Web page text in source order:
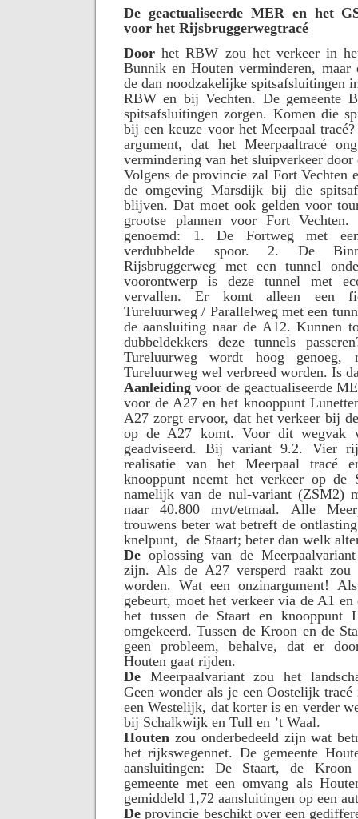
De geactualiseerde MER en het
voor het Rijsbruggerwegtracé
Door het RBW zou het verkeer in
Bunnik en Houten verminderen,
de dan noodzakelijke spitsafsluitingen
RBW en bij Vechten. De gemeente
spitsafsluitingen zorgen. Komen die
bij een keuze voor het Meerpaal
argument, dat het Meerpaaltracé
vermindering van het sluipverkeer
Volgens de provincie zal Fort Vechten
de omgeving Marsdijk bij die
blijven. Dat moet ook gelden voor
grootse plannen voor Fort
genoemd: 1. De Fortweg met
verdubbelde spoor. 2. De
Rijsbruggerweg met een tunnel
voorontwerp is deze tunnel met
vervallen. Er komt alleen een
Tureluurweg / Parallelweg met een
de aansluiting naar de A12. Kunnen
dubbeldekkers deze tunnels
Tureluurweg wordt hoog
Tureluurweg wel verbreed worden. Is
Aanleiding voor de geactualiseerde
voor de A27 en het knooppunt
A27 zorgt ervoor, dat het verkeer bij
op de A27 komt. Voor dit wegvak
geadviseerd. Bij variant 9.2. Vier
realisatie van het Meerpaal tracé
knooppunt neemt het verkeer op de
namelijk van de nul-variant (ZSM2)
naar 40.800 mvt/etmaal. Alle
trouwens beter wat betreft de
knelpunt, de Staart; beter dan welk
De oplossing van de
zijn. Als de A27 versperd raakt zou
worden. Wat een onzinargument!
gebeurt, moet het verkeer via de A1
het tussen de Staart en knooppunt
omgekeerd. Tussen de Kroon en de
geen probleem, behalve, dat er
Houten gaat rijden.
De Meerpaalvariant zou het
Geen wonder als je een Oostelijk
een Westelijk, dat korter is en verder
bij Schalkwijk en Tull en ’t Waal.
Houten zou onderbedeeld zijn wat
het rijkswegennet. De gemeente
aansluitingen: De Staart, de
gemeente met een omvang als
gemiddeld 1,72 aansluitingen op een
De provincie beschikt over een